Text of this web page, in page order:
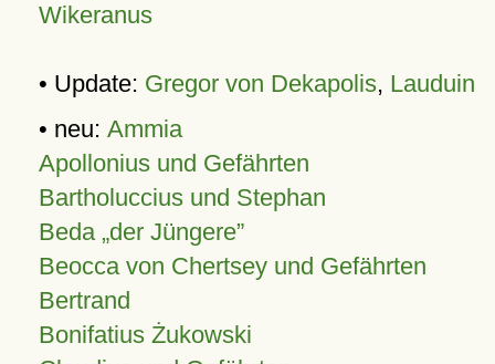
Wikeranus
• Update: Gregor von Dekapolis, Lauduin
• neu: Ammia
Apollonius und Gefährten
Bartholuccius und Stephan
Beda „der Jüngere”
Beocca von Chertsey und Gefährten
Bertrand
Bonifatius Żukowski